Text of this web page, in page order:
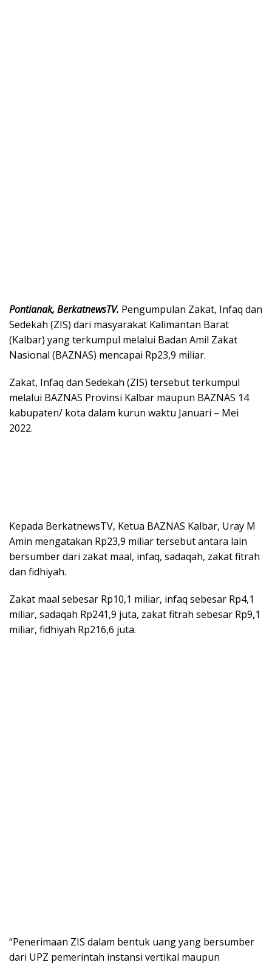
Pontianak, BerkatnewsTV. Pengumpulan Zakat, Infaq dan
Sedekah (ZIS) dari masyarakat Kalimantan Barat
(Kalbar) yang terkumpul melalui Badan Amil Zakat
Nasional (BAZNAS) mencapai Rp23,9 miliar.
Zakat, Infaq dan Sedekah (ZIS) tersebut terkumpul
melalui BAZNAS Provinsi Kalbar maupun BAZNAS 14
kabupaten/ kota dalam kurun waktu Januari – Mei
2022.
Kepada BerkatnewsTV, Ketua BAZNAS Kalbar, Uray M
Amin mengatakan Rp23,9 miliar tersebut antara lain
bersumber dari zakat maal, infaq, sadaqah, zakat fitrah
dan fidhiyah.
Zakat maal sebesar Rp10,1 miliar, infaq sebesar Rp4,1
miliar, sadaqah Rp241,9 juta, zakat fitrah sebesar Rp9,1
miliar, fidhiyah Rp216,6 juta.
“Penerimaan ZIS dalam bentuk uang yang bersumber
dari UPZ pemerintah instansi vertikal maupun